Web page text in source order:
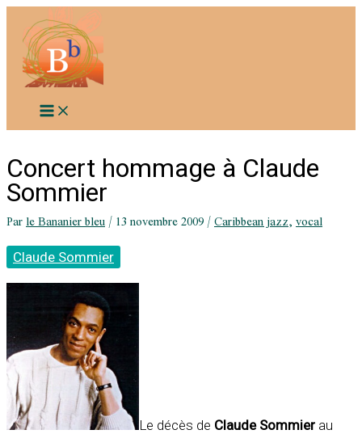
contenu
Concert hommage à Claude
Sommier
Parle Bananier bleu/13 novembre 2009/Caribbean jazz,vocal
Claude Sommier
Le décès de Claude Sommier au